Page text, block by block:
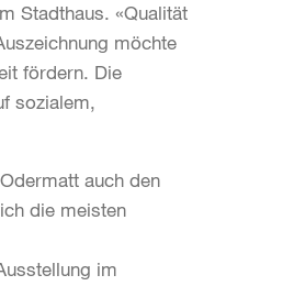
Stadthaus. «Qualität
möchte
fördern. Die
sozialem,
auch den
die meisten
im